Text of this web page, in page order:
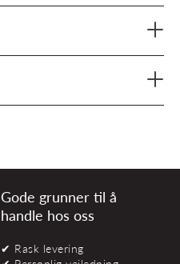
Gode grunner til å
handle hos oss
✔ Rask levering